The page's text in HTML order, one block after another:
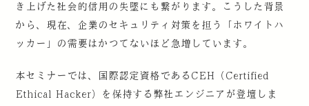
き上げた社会的信用の失墜にも繋がります。こうした背景
から、現在、企業のセキュリティ対策を担う「ホワイトハ
ッカー」の需要はかつてないほど急増しています。
本セミナーでは、国際認定資格であるCEH（Certified
Ethical Hacker）を保持する弊社エンジニアが登壇しま